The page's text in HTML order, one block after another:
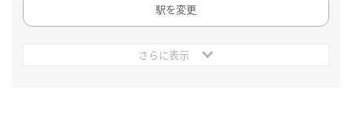
駅を変更
さらに表示